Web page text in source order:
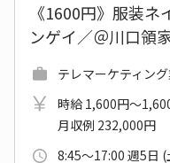
《1600円》服装
ンゲイ／＠川口領
テレマーケティン
時給 1,600円～
月収例 232,000円
8:45～17:00 週5日